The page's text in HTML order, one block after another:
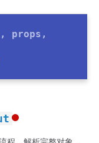
props,